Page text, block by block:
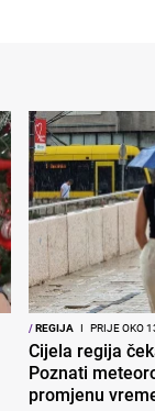
/REGIJA I PRIJE OKO
Cijela regija
Poznati
promjenu